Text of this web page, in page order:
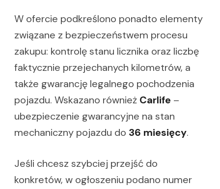
W ofercie podkreślono ponadto elementy
związane z bezpieczeństwem procesu
zakupu: kontrolę stanu licznika oraz liczbę
faktycznie przejechanych kilometrów, a
także gwarancję legalnego pochodzenia
pojazdu. Wskazano również Carlife –
ubezpieczenie gwarancyjne na stan
mechaniczny pojazdu do 36 miesięcy.
Jeśli chcesz szybciej przejść do
konkretów, w ogłoszeniu podano numer